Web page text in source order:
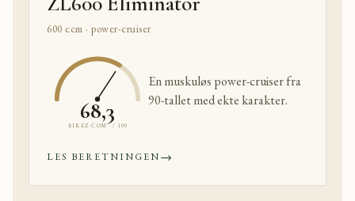
600 ccm · power-cruiser
68,3
BIKEZ.COM · / 100
En muskuløs power-cruiser fra
90-tallet med ekte karakter.
LES BERETNINGEN→